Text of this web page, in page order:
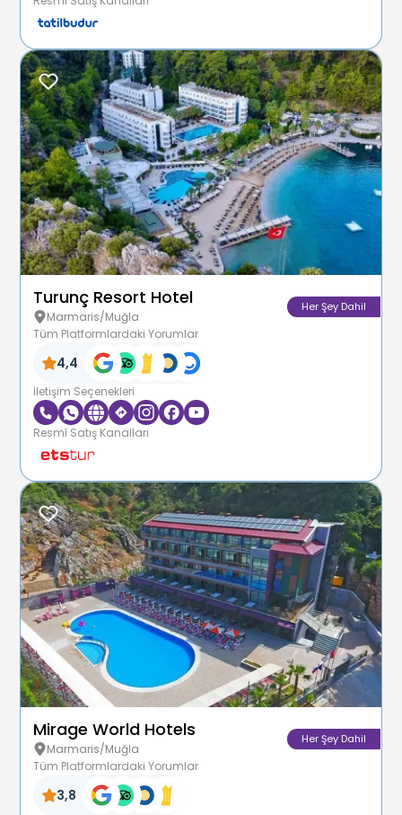
Turunç Resort Hotel
Marmaris/Muğla
Her Şey Dahil
Tüm Platformlardaki Yorumlar
4,4
İletişim Seçenekleri
Resmî Satış Kanalları
Mirage World Hotels
Marmaris/Muğla
Her Şey Dahil
Tüm Platformlardaki Yorumlar
3,8